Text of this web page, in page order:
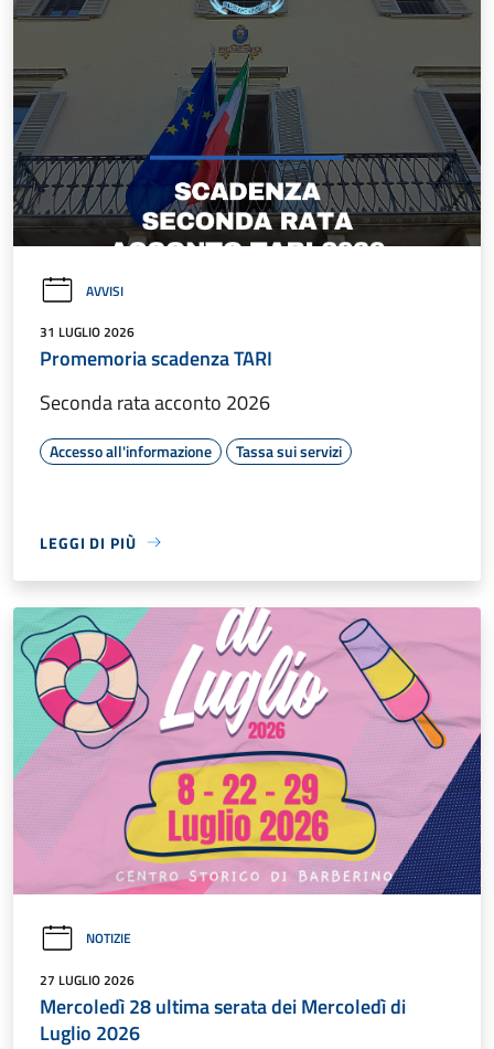
AVVISI
31 LUGLIO 2026
Promemoria scadenza TARI
Seconda rata acconto 2026
Accesso all'informazione Tassa sui servizi
LEGGI DI PIÙ
NOTIZIE
27 LUGLIO 2026
Mercoledì 28 ultima serata dei Mercoledì di
Luglio 2026